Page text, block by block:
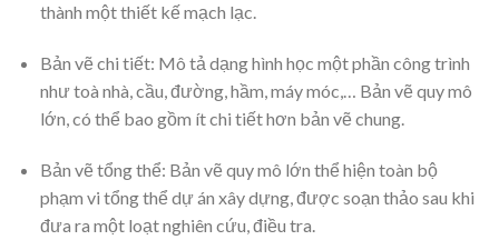
thành một thiết kế mạch lạc.
Bản vẽ chi tiết: Mô tả dạng hình học một phần công trình
như toà nhà, cầu, đường, hầm, máy móc,… Bản vẽ quy mô
lớn, có thể bao gồm ít chi tiết hơn bản vẽ chung.
Bản vẽ tổng thể: Bản vẽ quy mô lớn thể hiện toàn bộ
phạm vi tổng thể dự án xây dựng, được soạn thảo sau khi
đưa ra một loạt nghiên cứu, điều tra.